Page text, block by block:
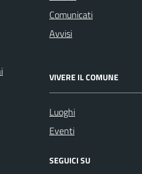
Comunicati
Avvisi
VIVERE IL COMUNE
Luoghi
Eventi
SEGUICI SU